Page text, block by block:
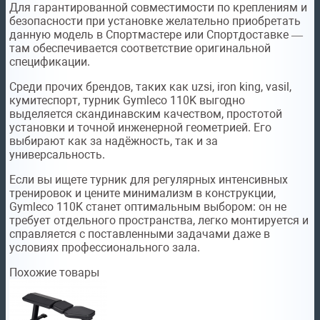
Для гарантированной совместимости по креплениям и
безопасности при установке желательно приобретать
данную модель в Спортмастере или Спортдоставке —
там обеспечивается соответствие оригинальной
спецификации.
Среди прочих брендов, таких как uzsi, iron king, vasil,
кумитеспорт, турник Gymleco 110K выгодно
выделяется скандинавским качеством, простотой
установки и точной инженерной геометрией. Его
выбирают как за надёжность, так и за
универсальность.
Если вы ищете турник для регулярных интенсивных
тренировок и цените минимализм в конструкции,
Gymleco 110K станет оптимальным выбором: он не
требует отдельного пространства, легко монтируется и
справляется с поставленными задачами даже в
условиях профессионального зала.
Похожие товары